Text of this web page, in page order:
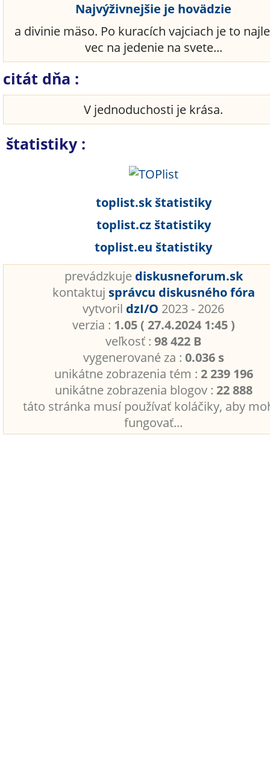
Najvýživnejšie je hovädzie
a divinie mäso. Po kuracích vajciach je to
vec na jedenie na svete...
citát dňa :
V jednoduchosti je krása.
štatistiky :
toplist.sk štatistiky
toplist.cz štatistiky
toplist.eu štatistiky
prevádzkuje diskusneforum.sk
kontaktuj správcu diskusného fóra
vytvoril dzI/O 2023 - 2026
verzia : 1.05 ( 27.4.2024 1:45 )
veľkosť :98 422 B
vygenerované za : 0.036 s
unikátne zobrazenia tém : 2 239 196
unikátne zobrazenia blogov : 22 888
táto stránka musí používať koláčiky, aby
fungovať...